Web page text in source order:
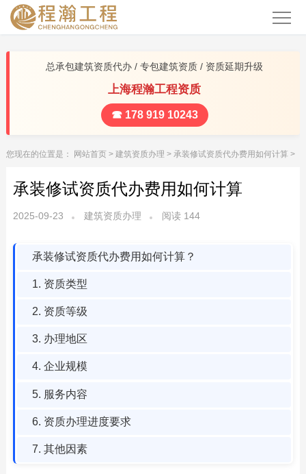
总承包建筑资质代办 / 专包建筑资质 / 资质延期升级
上海程瀚工程资质
☎ 178 919 10243
您现在的位置是： 网站首页> 建筑资质办理 > 承装修试资质代办费用如何计算 >
承装修试资质代办费用如何计算
2025-09-23 建筑资质办理 阅读 144
承装修试资质代办费用如何计算？
1. 资质类型
2. 资质等级
3. 办理地区
4. 企业规模
5. 服务内容
6. 资质办理进度要求
7. 其他因素